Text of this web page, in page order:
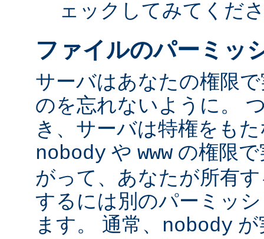
ェックしてみてくだ
ファイルのパーミッ
サーバはあなたの権限
のを忘れないように。
き、サーバは特権をも
nobody や www の権限
がって、あなたが所有
するには別のパーミッ
ます。 通常、 nobody が